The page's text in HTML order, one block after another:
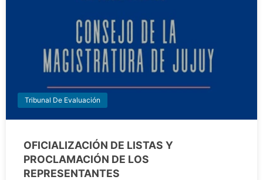
Tribunal De Evaluación
OFICIALIZACIÓN DE LISTAS Y
PROCLAMACIÓN DE LOS
REPRESENTANTES